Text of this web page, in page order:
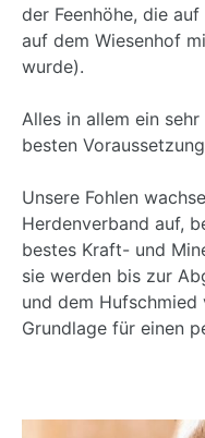
der Feenhöhe, die
auf dem Wiesenhof
wurde).
Alles in allem ein
besten
Unsere Fohlen
Herdenverband auf,
bestes Kraft- und
sie werden bis zur
und dem
Grundlage für einen